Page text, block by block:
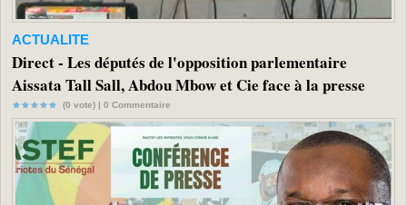
ACTUALITE
Direct - Les députés de l'opposition parlementaire
Aissata Tall Sall, Abdou Mbow et Cie face à la presse
(0 vote) | 0 Commentaire